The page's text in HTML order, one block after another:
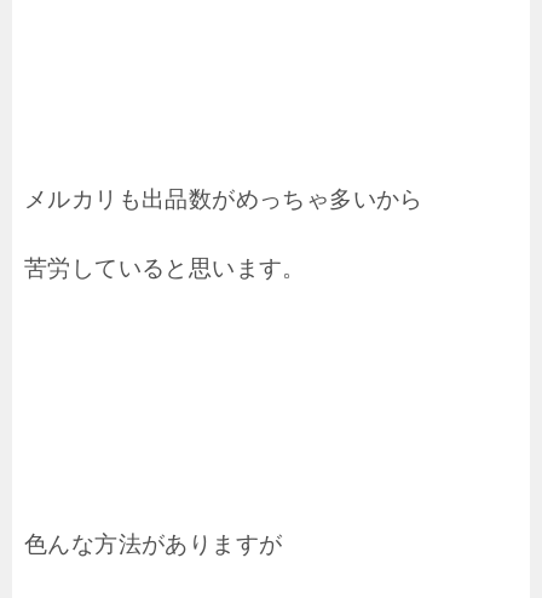
メルカリも出品数がめっちゃ多いから
苦労していると思います。
色んな方法がありますが